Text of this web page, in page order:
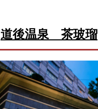
道後温泉 茶玻瑠